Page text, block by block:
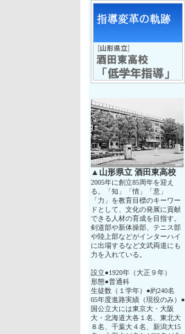
▲ 山形県立 酒田東高校
2005年に創立85周年を迎え
る。「知」「情」「意」
「力」を教育目標のキーワー
ドとして、文化の発展に貢献
できる人材の育成を目指す。
剣道部や新体操部、テニス部
や陸上部などがインターハイ
に出場するなど文武両道にも
力を入れている。
設立●1920年（大正９年）
形態●普通科
生徒数（１学年）●約240名
05年度進路実績（現役のみ）●
国公立大には東京大・大阪
大・北海道大各１名、東北大
８名、千葉大４名、新潟大15